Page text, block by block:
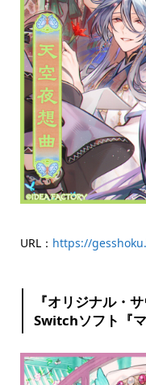
URL： https://
『オリジナル・
Switchソフト『